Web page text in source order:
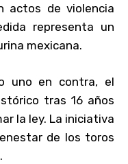
actos de violencia
representa un
mexicana.
uno en contra, el
tras 16 años
la ley. La iniciativa
de los toros